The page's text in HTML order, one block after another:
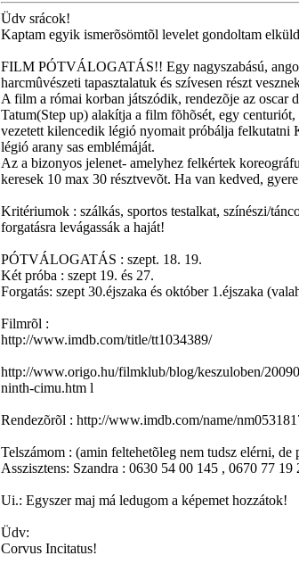
Üdv srácok!
Kaptam egyik ismerõsömtõl levelet gondoltam
FILM PÓTVÁLOGATÁS!! Egy nagyszabású,
harcmûvészeti tapasztalatuk és szívesen részt
A film a római korban játszódik, rendezõje az
Tatum(Step up) alakítja a film fõhõsét, egy
vezetett kilencedik légió nyomait próbálja felkutatni
légió arany sas emblémáját.
Az a bizonyos jelenet- amelyhez felkértek
keresek 10 max 30 résztvevõt. Ha van kedved,
Kritériumok : szálkás, sportos testalkat, színészi/
forgatásra levágassák a haját!
PÓTVÁLOGATÁS : szept. 18. 19.
Két próba : szept 19. és 27.
Forgatás: szept 30.éjszaka és október 1.éjszaka
Filmrõl :
http://www.imdb.com/title/tt1034389/
http://www.origo.hu/filmklub/blog/keszuloben/
ninth-cimu.htm l
Rendezõrõl : http://www.imdb.com/name/
Telszámom : (amin feltehetõleg nem tudsz elérni,
Asszisztens: Szandra : 0630 54 00 145 , 0670 77 19
Ui.: Egyszer maj má ledugom a képemet hozzátok!
Üdv:
Corvus Incitatus!